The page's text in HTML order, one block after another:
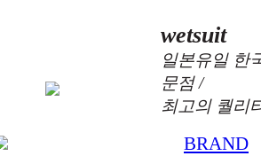
wetsuit
일본유일 한
문점 /
최고의 퀄리
BRAND